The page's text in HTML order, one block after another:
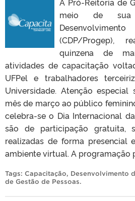
meio de sua
(CDP/Progep),
quinzena de
atividades de capacitação
UFPel e trabalhadores
Universidade. Atenção
mês de março ao público
celebra-se o Dia Internacional
são de participação gratuita,
realizadas de forma presencial
ambiente virtual. A programação
Tags: Capacitação, Desenvolvimento
de Gestão de Pessoas.